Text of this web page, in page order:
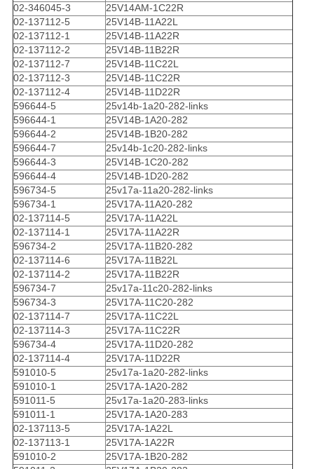
02-346045-3
25V14AM-1C22R
02-137112-5
25V14B-11A22L
02-137112-1
25V14B-11A22R
02-137112-2
25V14B-11B22R
02-137112-7
25V14B-11C22L
02-137112-3
25V14B-11C22R
02-137112-4
25V14B-11D22R
596644-5
25v14b-1a20-282-links
596644-1
25V14B-1A20-282
596644-2
25V14B-1B20-282
596644-7
25v14b-1c20-282-links
596644-3
25V14B-1C20-282
596644-4
25V14B-1D20-282
596734-5
25v17a-11a20-282-links
596734-1
25V17A-11A20-282
02-137114-5
25V17A-11A22L
02-137114-1
25V17A-11A22R
596734-2
25V17A-11B20-282
02-137114-6
25V17A-11B22L
02-137114-2
25V17A-11B22R
596734-7
25v17a-11c20-282-links
596734-3
25V17A-11C20-282
02-137114-7
25V17A-11C22L
02-137114-3
25V17A-11C22R
596734-4
25V17A-11D20-282
02-137114-4
25V17A-11D22R
591010-5
25v17a-1a20-282-links
591010-1
25V17A-1A20-282
591011-5
25v17a-1a20-283-links
591011-1
25V17A-1A20-283
02-137113-5
25V17A-1A22L
02-137113-1
25V17A-1A22R
591010-2
25V17A-1B20-282